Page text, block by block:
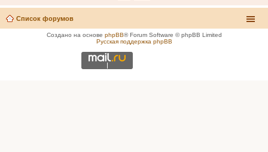
Список форумов
Создано на основе phpBB® Forum Software © phpBB Limited
Русская поддержка phpBB